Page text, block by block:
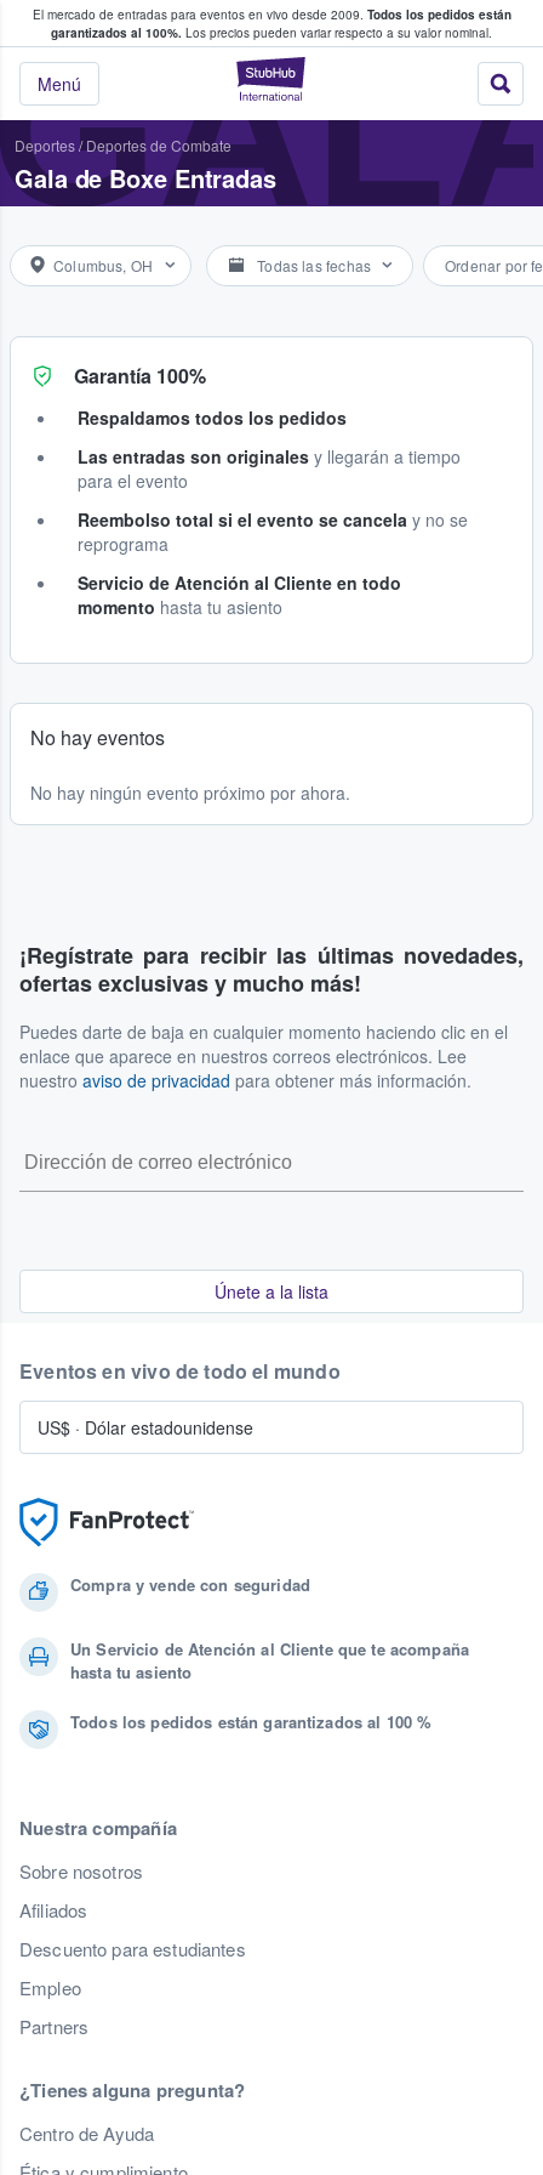
El mercado de entradas para eventos en vivo desde 2009. Todos los pedidos están
garantizados al 100%. Los precios pueden variar respecto a su valor nominal.
StubHub:
Menú
y venta de entradas entre fans
Deportes/ Deportes de Combate
Gala de Boxe Entradas
Columbus, OH Todas las fechas Ordenar por
Garantía 100%
Respaldamos todos los pedidos
Las entradas son originales y llegarán a tiempo
para el evento
Reembolso total si el evento se cancela y no se
reprograma
Servicio de Atención al Cliente en todo
momento hasta tu asiento
No hay eventos
No hay ningún evento próximo por ahora.
¡Regístrate para recibir las últimas novedades,
ofertas exclusivas y mucho más!
Puedes darte de baja en cualquier momento haciendo clic en el
enlace que aparece en nuestros correos electrónicos. Lee
nuestro aviso de privacidad para obtener más información.
Únete a la lista
Compra y vende con seguridad
Un Servicio de Atención al Cliente que te acompaña
hasta tu asiento
Todos los pedidos están garantizados al 100 %
Nuestra compañía
Sobre nosotros
Afiliados
Descuento para estudiantes
Empleo
Partners
¿Tienes alguna pregunta?
Centro de Ayuda
Eventos en vivo de todo el mundo
US$ · Dólar estadounidense